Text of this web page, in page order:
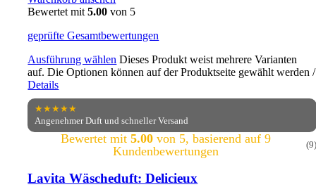
Bewertet mit5.00 von 5
geprüfte Gesamtbewertungen
Ausführung wählen Dieses Produkt weist mehrere Varianten
auf. Die Optionen können auf der Produktseite gewählt werden/
Details
★★★★★
Angenehmer Duft und schneller Versand
Bewertet mit 5.00von 5, basierend auf 9
Kundenbewertungen
(9)
Lavita Wäscheduft: Delicieux